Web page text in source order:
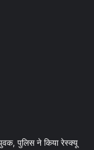
पुलिस ने किया रेस्क्यू